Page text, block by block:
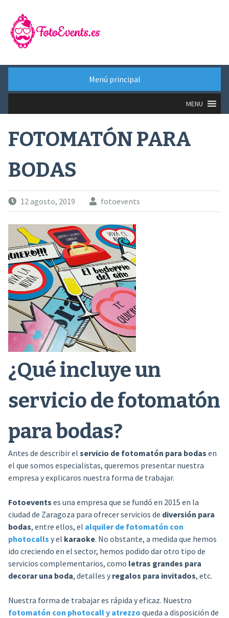
contenido
Menú principal
MENU
FOTOMATÓN PARA
BODAS
12 agosto, 2019 fotoevents
¿Qué incluye un
servicio de fotomatón
para bodas?
Antes de describir el servicio de fotomatón para bodas en
el que somos especialistas, queremos presentar nuestra
empresa y explicaros nuestra forma de trabajar.
Fotoevents es una empresa que se fundó en 2015 en la
ciudad de Zaragoza para ofrecer servicios de diversión para
bodas, entre ellos, el alquiler de fotomatón con
photocalls y el karaoke. No obstante, a medida que hemos
ido creciendo en el sector, hemos podido dar otro tipo de
servicios complementarios, como letras grandes para
decorar una boda, detalles y regalos para invitados, etc.
Nuestra forma de trabajar es rápida y eficaz. Nuestro
fotomatón con photocall y atrezzo queda a disposición de